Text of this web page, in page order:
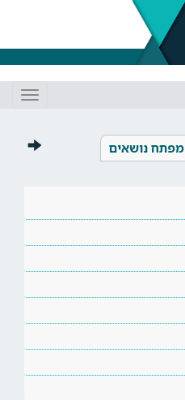
מפתח נושאים